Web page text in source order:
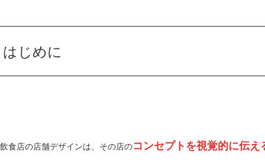
はじめに
飲食店の店舗デザインは、その店のコンセプトを視覚的に伝え